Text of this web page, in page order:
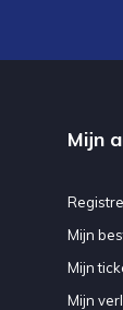
Mijn
Mijn
Mijn
Mijn